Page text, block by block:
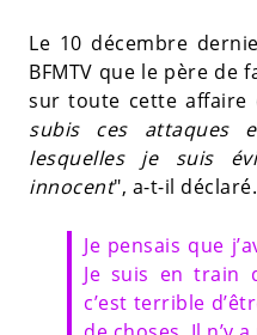
Le 10 décembre
BFMTV que le père de
sur toute cette affaire
subis ces attaques
lesquelles je suis
innocent", a-t-il
Je pensais que
Je suis en train
c’est terrible